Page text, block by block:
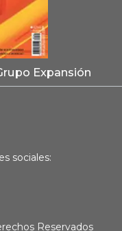
Expansión
sociales:
Reservados